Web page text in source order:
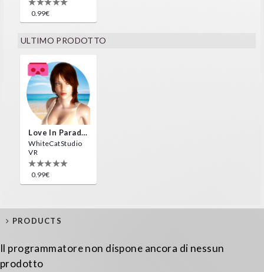
0.99€
ULTIMO PRODOTTO
Love In Paradise
WhiteCatStudio
VR
0.99€
PRODUCTS
Il programmatore non dispone ancora di nessun
prodotto